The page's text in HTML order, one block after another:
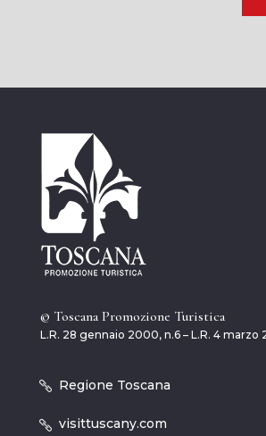
© Toscana Promozione Turistica
L.R. 28 gennaio 2000, n.6 – L.R. 4 marzo
Regione Toscana
visittuscany.com